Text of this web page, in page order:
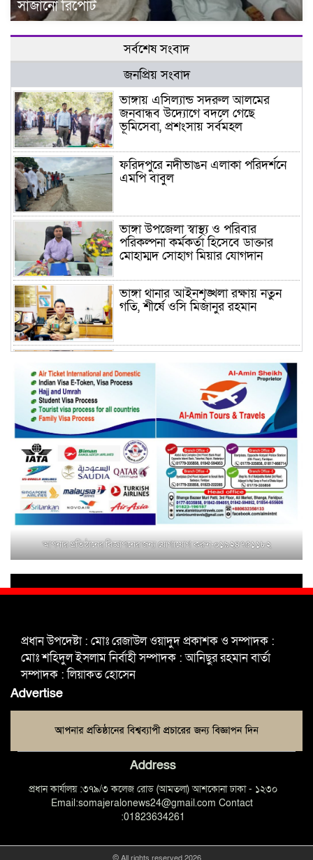
সাজানো রিপোর্ট
সর্বশেষ সংবাদ
জনপ্রিয় সংবাদ
ভাঙ্গায় এসিল্যান্ড সদরুল আলমের
জনবান্ধব উদ্যোগে বদলে গেছে
ভূমিসেবা, প্রশংসায় সর্বমহল
ফরিদপুরে নদীভাঙন এলাকা পরিদর্শনে
এমপি বাবুল
ভাঙ্গা উপজেলা স্বাস্থ্য ও পরিবার
পরিকল্পনা কর্মকর্তা হিসেবে ডাক্তার
মোহাম্মদ সোহাগ মিয়ার যোগদান
ভাঙ্গা থানার আইনশৃঙ্খলা রক্ষায় নতুন
গতি, শীর্ষে ওসি মিজানুর রহমান
ময়মনসিংহের অতিরিক্ত জেলা প্রশাসক
(রাজস্ব) আজিম উদ্দিন ভূমি মন্ত্রণালয়ে
পদায়ন
সাবেক এমপির প্রেস সেক্রেটারি রফিকের
ক্ষমতার দাপট ও গণ-অসন্তোষের তথ্য
গায়েব করে ত্রিশাল থানার সাজানো
রিপোর্ট
মুক্তাগাছায় জুলাই শহীদ সামিদের কবর
জিয়ারত ও পৌর কমিটির কার্যক্রম শুরু
শহিদুল ইসলাম বাবুলের হাত ধরে বদলে
আংশিক কমিটি, ৩০ দিনে পূর্ণাঙ্গ করার
নির্দেশ
মুক্তাগাছায় দাওগাঁও এ চিহ্নিত মাদক
প্রতিবাদে বিক্ষোভ সমাবেশ
আপনার প্রতিষ্ঠানের বিজ্ঞাপনের জন্য যোগাযোগ করুন-০১৯২৪৭৫১১৮২
প্রধান উপদেষ্টা : মোঃ রেজাউল ওয়াদুদ প্রকাশক ও সম্পাদক :
মোঃ শহিদুল ইসলাম নির্বাহী সম্পাদক : আনিছুর রহমান বার্তা
সম্পাদক : লিয়াকত হোসেন
Advertise
Address
প্রধান কার্যালয় :৩৭৯/৩ কলেজ রোড (আমতলা) আশকোনা ঢাকা - ১২৩০
Email:somajeralonews24@gmail.com Contact
:01823634261